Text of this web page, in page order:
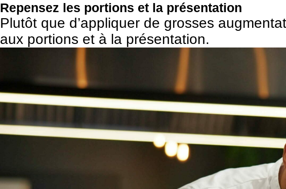
Repensez les portions et la présentation
Plutôt que d’appliquer de grosses
aux portions et à la présentation.